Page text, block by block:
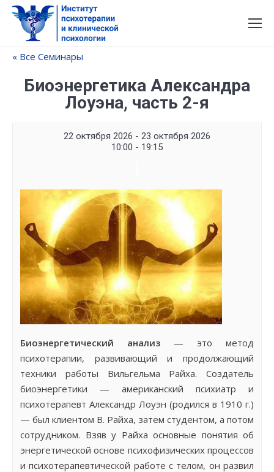
« Все Семинары
Биоэнергетика Александра
Лоуэна, часть 2-я
22 октября 2026 - 23 октября 2026
10:00 - 19:15
Биоэнергетический анализ — это метод
психотерапии, развивающий и продолжающий
техники работы Вильгельма Райха. Создатель
биоэнергетики — американский психиатр и
психотерапевт Александр Лоуэн (родился в 1910 г.)
— был клиентом В. Райха, затем студентом, а потом
сотрудником. Взяв у Райха основные понятия об
энергетической основе психофизических процессов
и психотерапевтической работе с телом, он развил